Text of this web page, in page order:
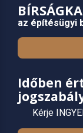
az építésügyi
Időben
Kérje